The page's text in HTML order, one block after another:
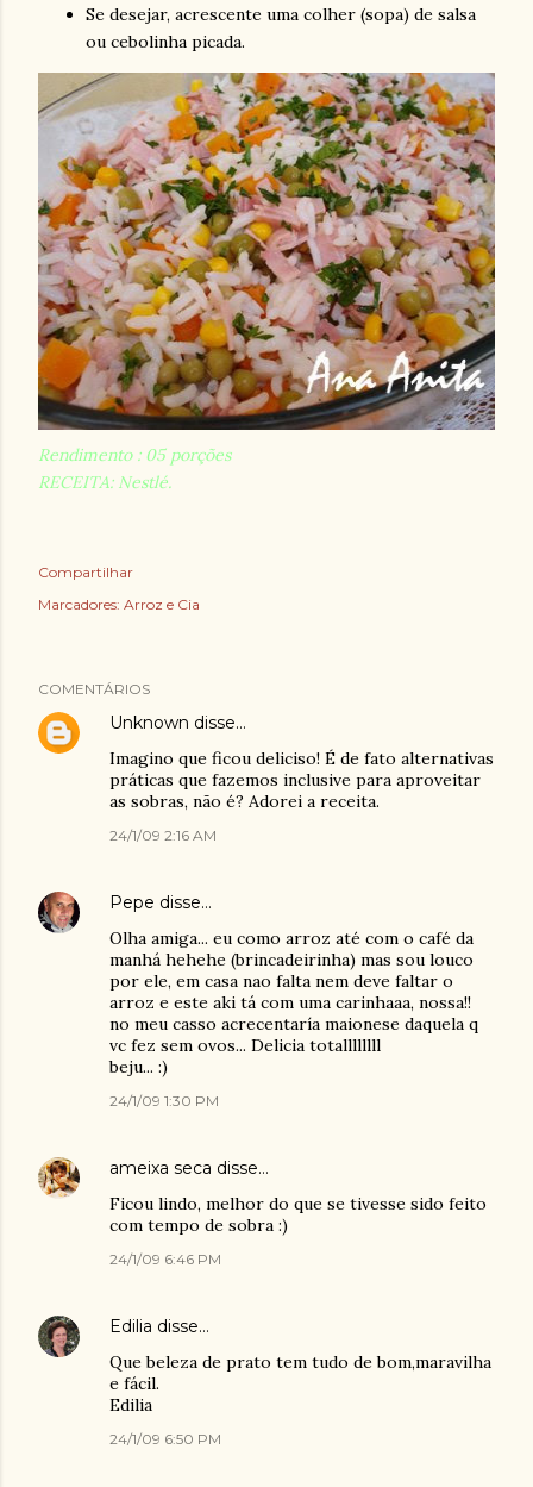
Se desejar, acrescente uma colher (sopa) de salsa
ou cebolinha picada.
Rendimento : 05 porções
RECEITA: Nestlé.
Compartilhar
Marcadores: Arroz e Cia
COMENTÁRIOS
Unknown disse…
Imagino que ficou deliciso! É de fato alternativas
práticas que fazemos inclusive para aproveitar
as sobras, não é? Adorei a receita.
24/1/09 2:16 AM
Pepe disse…
Olha amiga... eu como arroz até com o café da
manhá hehehe (brincadeirinha) mas sou louco
por ele, em casa nao falta nem deve faltar o
arroz e este aki tá com uma carinhaaa, nossa!!
no meu casso acrecentaría maionese daquela q
vc fez sem ovos... Delicia totallllllll
beju... :)
24/1/09 1:30 PM
ameixa seca disse…
Ficou lindo, melhor do que se tivesse sido feito
com tempo de sobra :)
24/1/09 6:46 PM
Edilia disse…
Que beleza de prato tem tudo de bom,maravilha
e fácil.
Edilia
24/1/09 6:50 PM